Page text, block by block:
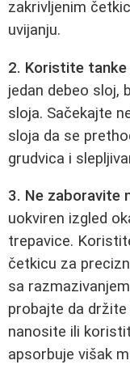
zakrivljenim
uvijanju.
2. Koristite tanke
jedan debeo sloj,
sloja. Sačekajte
sloja da se
grudvica i
3. Ne zaboravite
uokviren izgled
trepavice.
četkicu za
sa
probajte da
nanosite ili
apsorbuje višak